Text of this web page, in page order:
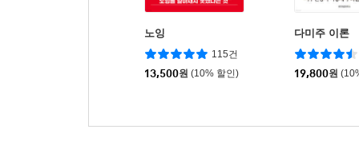
노잉
115건
13,500원 (10% 할인)
다미주 이론
19,800원